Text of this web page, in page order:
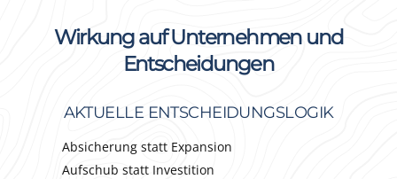
Wirkung auf Unternehmen und
Entscheidungen
AKTUELLE ENTSCHEIDUNGSLOGIK
Absicherung statt Expansion
Aufschub statt Investition